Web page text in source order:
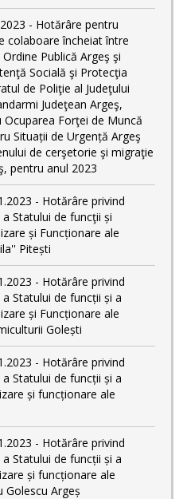
- Hotărâre pentru
colaboare încheiat între
Publică Argeş şi
Socială şi Protecţia
de Poliţie al Judeţului
Judeţean Argeş,
Ocuparea Forţei de Muncă
Situații de Urgență Argeş
de cerşetorie şi migraţie
pentru anul 2023
- Hotărâre privind
Statului de funcţii și
și Funcționare ale
Pitești
- Hotărâre privind
Statului de funcții și a
și Funcționare ale
Golești
- Hotărâre privind
Statului de funcții și a
și funcționare ale
- Hotărâre privind
Statului de funcții și a
și funcționare ale
Golescu Argeș